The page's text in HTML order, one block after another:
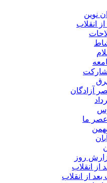
نوین
انقلاب
آزادگان
عصر ما
روز
از انقلاب
از انقلاب